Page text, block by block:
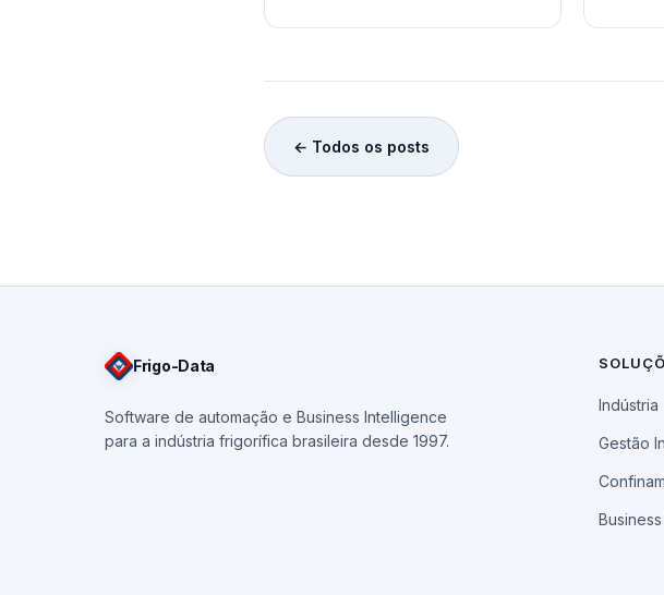
← Todos os posts
Frigo-Data
Software de automação e Business Intelligence
para a indústria frigorífica brasileira desde 1997.
Indústria
Gestão